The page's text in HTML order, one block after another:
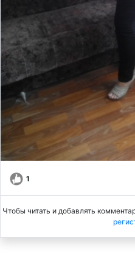
1
Чтобы читать и добавлять